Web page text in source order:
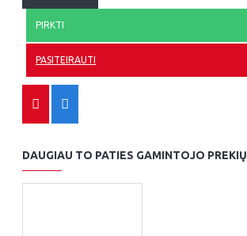
PIRKTI
PASITEIRAUTI
DAUGIAU TO PATIES GAMINTOJO PREKIŲ